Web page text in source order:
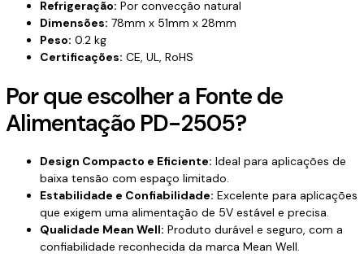
Refrigeração: Por convecção natural
Dimensões: 78mm x 51mm x 28mm
Peso: 0.2 kg
Certificações: CE, UL, RoHS
Por que escolher a Fonte de
Alimentação PD-2505?
Design Compacto e Eficiente: Ideal para aplicações de
baixa tensão com espaço limitado.
Estabilidade e Confiabilidade: Excelente para aplicações
que exigem uma alimentação de 5V estável e precisa.
Qualidade Mean Well: Produto durável e seguro, com a
confiabilidade reconhecida da marca Mean Well.